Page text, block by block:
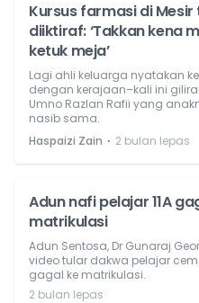
Kursus farmasi di Mesir
diiktiraf: ‘Takkan kena
ketuk meja’
Lagi ahli keluarga nyatakan
dengan kerajaan–kali ini
Umno Razlan Rafii yang
nasib sama.
Haspaizi Zain ⋅ 2 bulan lepas
Adun nafi pelajar 11A
matrikulasi
Adun Sentosa, Dr Gunaraj
video tular dakwa pelajar
gagal ke matrikulasi.
2 bulan lepas